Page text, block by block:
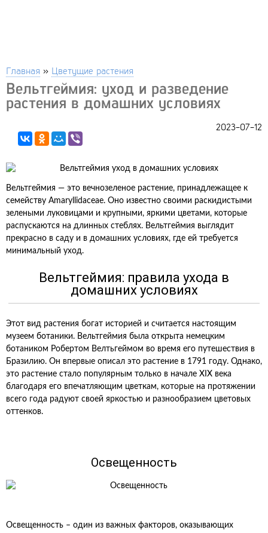
Главная » Цветущие растения
Вельтгеймия: уход и разведение
растения в домашних условиях
2023-07-12
Вельтгеймия — это вечнозеленое растение, принадлежащее к
семейству Amaryllidaceae. Оно известно своими раскидистыми
зелеными луковицами и крупными, яркими цветами, которые
распускаются на длинных стеблях. Вельтгеймия выглядит
прекрасно в саду и в домашних условиях, где ей требуется
минимальный уход.
Вельтгеймия: правила ухода в
домашних условиях
Этот вид растения богат историей и считается настоящим
музеем ботаники. Вельтгеймия была открыта немецким
ботаником Робертом Велтьгеймом во время его путешествия в
Бразилию. Он впервые описал это растение в 1791 году. Однако,
это растение стало популярным только в начале XIX века
благодаря его впечатляющим цветкам, которые на протяжении
всего года радуют своей яркостью и разнообразием цветовых
оттенков.
Освещенность
Освещенность – один из важных факторов, оказывающих